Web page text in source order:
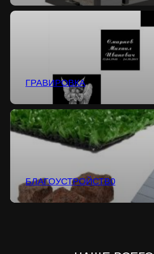
ГРАВИРОВКА
БЛАГОУСТРОЙСТВ0